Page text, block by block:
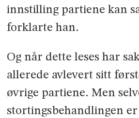
innstilling partiene kan
forklarte han.
Og når dette leses har
allerede avlevert sitt
øvrige partiene. Men
stortingsbehandlingen